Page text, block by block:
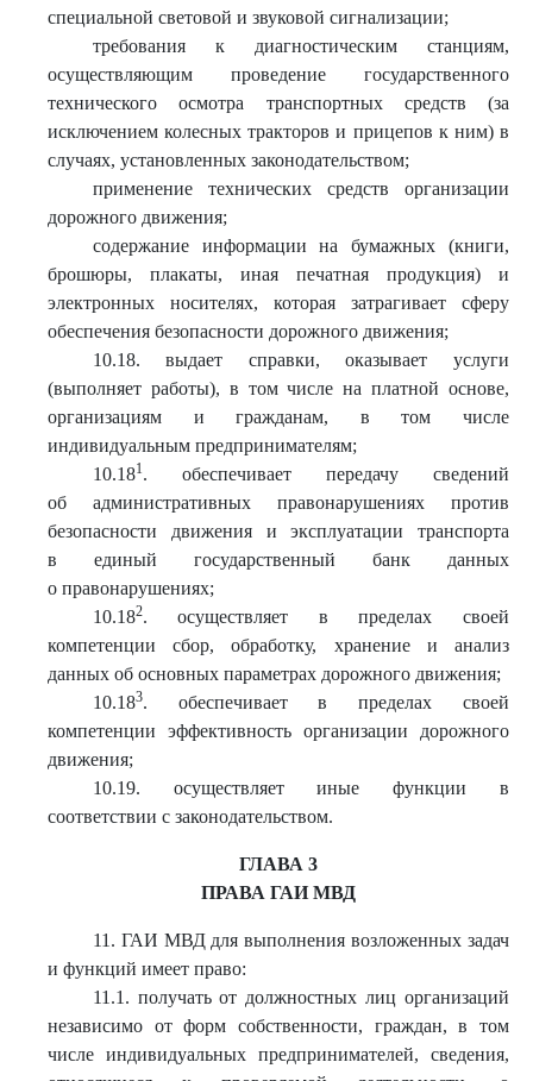
специальной световой и звуковой сигнализации;
требования к диагностическим станциям,
осуществляющим проведение государственного
технического осмотра транспортных средств (за
исключением колесных тракторов и прицепов к ним) в
случаях, установленных законодательством;
применение технических средств организации
дорожного движения;
содержание информации на бумажных (книги,
брошюры, плакаты, иная печатная продукция) и
электронных носителях, которая затрагивает сферу
обеспечения безопасности дорожного движения;
10.18. выдает справки, оказывает услуги
(выполняет работы), в том числе на платной основе,
организациям и гражданам, в том числе
индивидуальным предпринимателям;
10.181. обеспечивает передачу сведений
об административных правонарушениях против
безопасности движения и эксплуатации транспорта
в единый государственный банк данных
о правонарушениях;
10.182. осуществляет в пределах своей
компетенции сбор, обработку, хранение и анализ
данных об основных параметрах дорожного движения;
10.183. обеспечивает в пределах своей
компетенции эффективность организации дорожного
движения;
10.19. осуществляет иные функции в
соответствии с законодательством.
ГЛАВА 3
ПРАВА ГАИ МВД
11. ГАИ МВД для выполнения возложенных задач
и функций имеет право:
11.1. получать от должностных лиц организаций
независимо от форм собственности, граждан, в том
числе индивидуальных предпринимателей, сведения,